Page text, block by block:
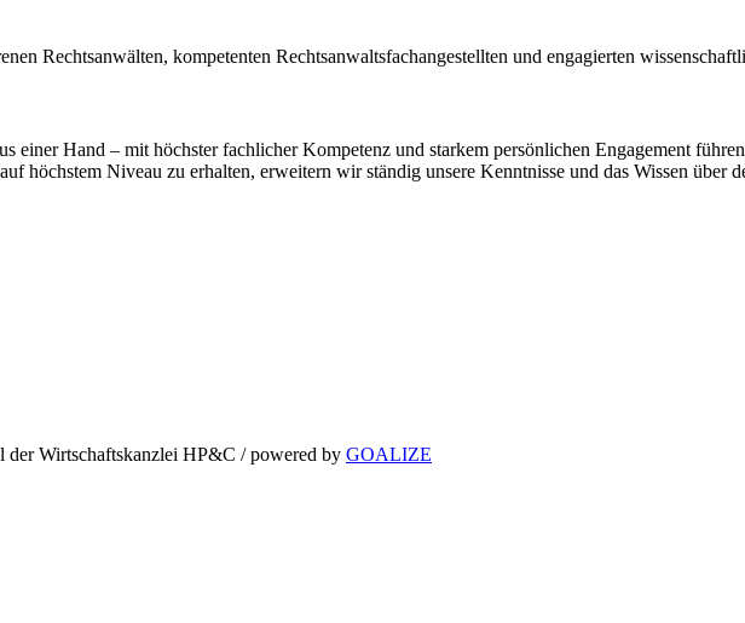
Rechtsanwälten, kompetenten Rechtsanwaltsfachangestellten und engagierten
einer Hand – mit höchster fachlicher Kompetenz und starkem persönlichen Engagement
höchstem Niveau zu erhalten, erweitern wir ständig unsere Kenntnisse und das Wissen über
Wirtschaftskanzlei HP&C / powered by GOALIZE